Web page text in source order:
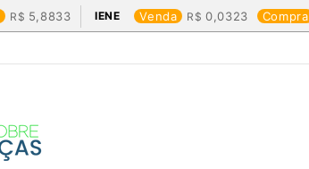
5,8833 IENE Venda 0,0323 Compra